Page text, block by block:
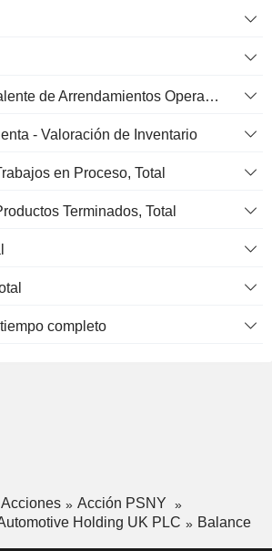
Deuda Equivalente de Arrendamientos Operativos
- Valoración de Inventario
en Proceso, Total
Terminados, Total
completo
Acciones
Acción PSNY
Holding UK PLC
Balance